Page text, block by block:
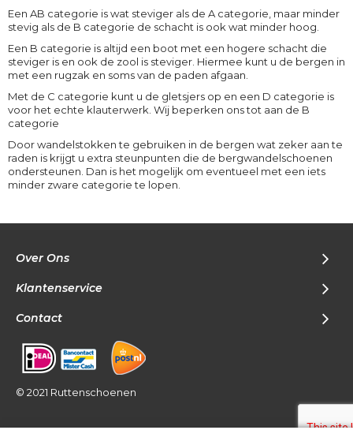
Een AB categorie is wat steviger als de A categorie, maar minder
stevig als de B categorie de schacht is ook wat minder hoog.
Een B categorie is altijd een boot met een hogere schacht die
steviger is en ook de zool is steviger. Hiermee kunt u de bergen in
met een rugzak en soms van de paden afgaan.
Met de C categorie kunt u de gletsjers op en een D categorie is
voor het echte klauterwerk. Wij beperken ons tot aan de B
categorie
Door wandelstokken te gebruiken in de bergen wat zeker aan te
raden is krijgt u extra steunpunten die de bergwandelschoenen
ondersteunen. Dan is het mogelijk om eventueel met een iets
minder zware categorie te lopen.
Over Ons
Klantenservice
Contact
© 2021 Ruttenschoenen